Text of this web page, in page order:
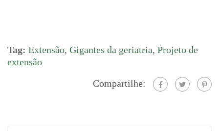
Tag: Extensão, Gigantes da geriatria, Projeto de
extensão
Compartilhe: